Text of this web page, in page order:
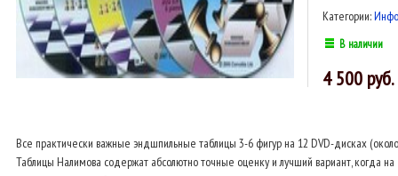
Категории:
В наличии
4 500
Все практически важные эндшпильные таблицы 3-6 фигур на 12 DVD-дисках
Таблицы Налимова содержат абсолютно точные оценку и лучший вариант, когда